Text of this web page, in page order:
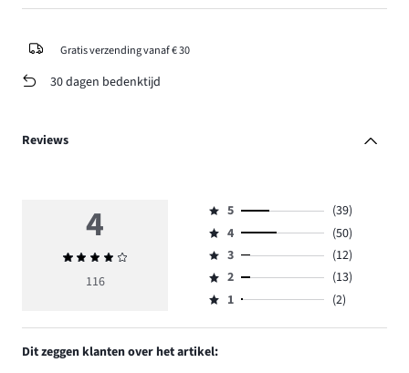
Gratis verzending vanaf € 30
30 dagen bedenktijd
Reviews
4
Gemiddelde
beoordeling
116
Beoordeling
5,
aantal
reviews
39.
5
(39)
Beoordeling
4,
aantal
reviews
4
(50)
Beoordeling
3,
aantal
3
(12)
Beoordeling
2,
13.
2
(13)
Beoordeling
1,
aantal
reviews
1 (2)
Dit zeggen klanten over het artikel: